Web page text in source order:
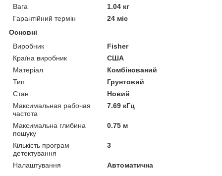
Вага
1.04 кг
Гарантійний термін
24 міс
Основні
Виробник
Fisher
Країна виробник
США
Матеріал
Комбінований
Тип
Грунтовий
Стан
Новий
Максимальная рабочая
частота
7.69 кГц
Максимальна глибина
пошуку
0.75 м
Кількість програм
детектування
3
Налаштування
Автоматична